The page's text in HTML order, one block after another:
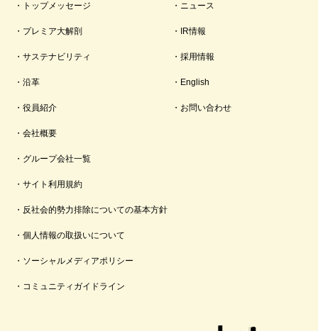
トップメッセージ
プレミア大解剖
サステナビリティ
沿革
役員紹介
会社概要
グループ会社一覧
サイト利用規約
反社会的勢力排除についての基本方針
個人情報の取扱いについて
ソーシャルメディアポリシー
コミュニティガイドライン
ニュース
IR情報
採用情報
English
お問い合わせ